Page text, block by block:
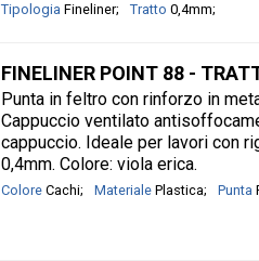
Tipologia Fineliner Tratto 0,4mm
FINELINER POINT 88 -
Punta in feltro con rinforzo in
Cappuccio ventilato
cappuccio. Ideale per lavori con
0,4mm. Colore: viola erica.
Colore Cachi Materiale Plastica Punta